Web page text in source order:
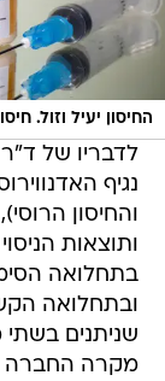
החיסון יעיל וזול.
לדבריו של
נגיף
והחיסון
מקרה החברה